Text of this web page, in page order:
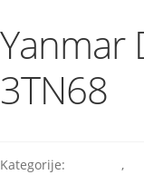
Yanmar
3TN68
Kategorije: ,